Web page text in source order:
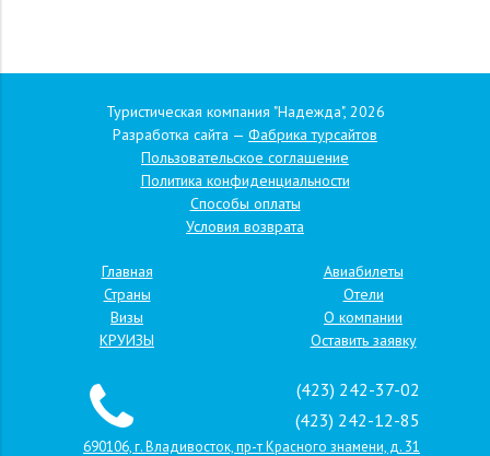
Туристическая компания "Надежда", 2026
Разработка сайта — Фабрика турсайтов
Пользовательское соглашение
Политика конфиденциальности
Способы оплаты
Условия возврата
Главная
Страны
Визы
КРУИЗЫ
Авиабилеты
Отели
О компании
Оставить заявку
(423) 242-37-02
(423) 242-12-85
690106, г. Владивосток, пр-т Красного знамени, д. 31